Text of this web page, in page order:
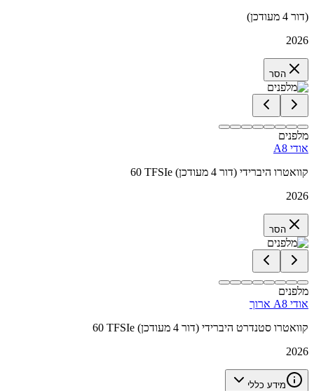
(דור 4 מעודכן)
2026
הסר
מלפנים
אודי A8
60 TFSIe קוואטרו היברידי (דור 4 מעודכן)
2026
הסר
מלפנים
אודי A8 ארוך
60 TFSIe קוואטרו סטנדרט היברידי (דור 4 מעודכן)
2026
מידע כללי